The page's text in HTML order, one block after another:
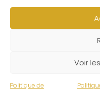
Voir
Politique de
Un problème ? Une
à votre disposition 7j/7
Notre règle d’or ? Un
© Le Refuge du Sorcier™